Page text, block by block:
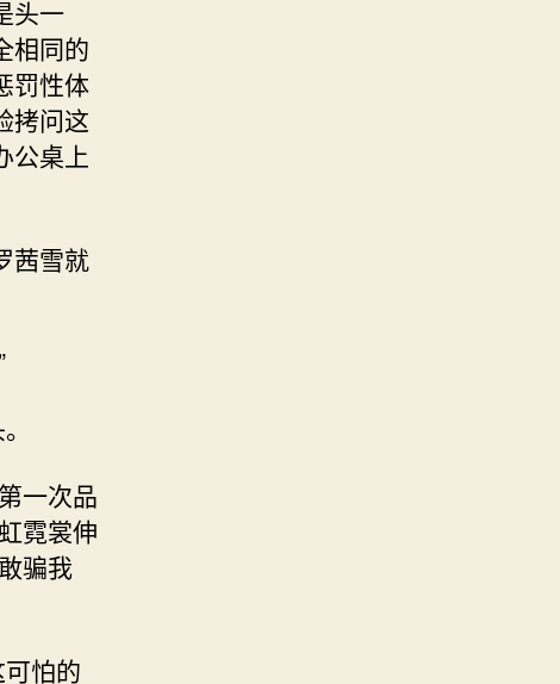
头一
相同的
罚性体
拷问这
公桌上
茜雪就
一次品
霓裳伸
骗我
怕的